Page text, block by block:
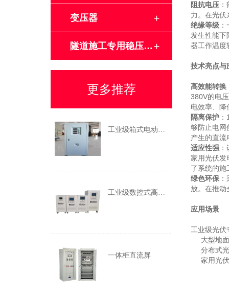
变压器
隧道施工专用稳压器升压器
更多推荐
工业级箱式电动调压器
工业级数控式高精度SBW稳压器
一体柜直流屏
阻抗电压
力。在光伏
绝缘等级
发生性能下
器工作温度
技术亮点与
高效能转换
380V的电
电效率、降
隔离保护
够防止电网
产生的直流
适应性强
家用光伏发
了系统的施
绿色环保
放。在推动
应用场景
工业级光伏
大型地
分布式
家用光